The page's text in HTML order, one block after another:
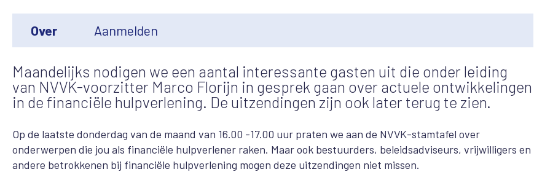
Over Aanmelden
Maandelijks nodigen we een aantal interessante gasten uit die onder leiding
van NVVK-voorzitter Marco Florijn in gesprek gaan over actuele ontwikkelingen
in de financiële hulpverlening. De uitzendingen zijn ook later terug te zien.
Op de laatste donderdag van de maand van 16.00 -17.00 uur praten we aan de NVVK-stamtafel over
onderwerpen die jou als financiële hulpverlener raken. Maar ook bestuurders, beleidsadviseurs, vrijwilligers en
andere betrokkenen bij financiële hulpverlening mogen deze uitzendingen niet missen.